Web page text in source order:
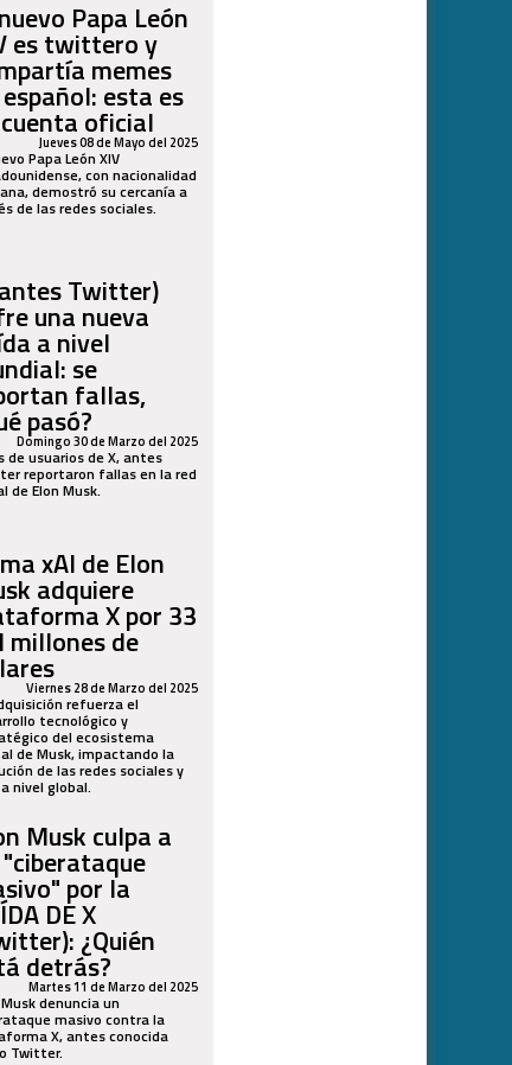
Papa León
es twittero y
memes
esta es
oficial
Jueves 08 de Mayo del 2025
Papa León XIV
con nacionalidad
demostró su cercanía a
de las redes sociales.
Twitter)
una nueva
a nivel
se
fallas,
pasó?
Domingo 30 de Marzo del 2025
de usuarios de X, antes
reportaron fallas en la red
de Elon Musk.
xAI de Elon
adquiere
X por 33
millones de
Viernes 28 de Marzo del 2025
refuerza el
tecnológico y
del ecosistema
de Musk, impactando la
de las redes sociales y
nivel global.
Musk culpa a
por la
DE X
¿Quién
detrás?
Martes 11 de Marzo del 2025
denuncia un
masivo contra la
X, antes conocida
Twitter.